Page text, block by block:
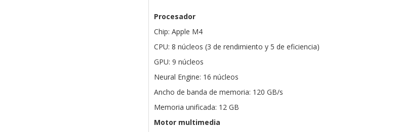
Procesador
Chip: Apple M4
CPU: 8 núcleos (3 de rendimiento y 5 de eficiencia)
GPU: 9 núcleos
Neural Engine: 16 núcleos
Ancho de banda de memoria: 120 GB/s
Memoria unificada: 12 GB
Motor multimedia